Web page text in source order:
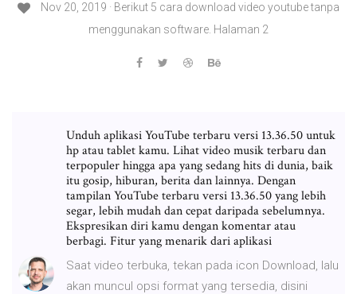
Nov 20, 2019 · Berikut 5 cara download video youtube tanpa
menggunakan software. Halaman 2
Unduh aplikasi YouTube terbaru versi 13.36.50 untuk
hp atau tablet kamu. Lihat video musik terbaru dan
terpopuler hingga apa yang sedang hits di dunia, baik
itu gosip, hiburan, berita dan lainnya. Dengan
tampilan YouTube terbaru versi 13.36.50 yang lebih
segar, lebih mudah dan cepat daripada sebelumnya.
Ekspresikan diri kamu dengan komentar atau
berbagi. Fitur yang menarik dari aplikasi
Saat video terbuka, tekan pada icon Download, lalu
akan muncul opsi format yang tersedia, disini